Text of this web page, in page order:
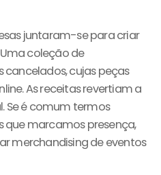
juntaram-se para criar
Uma coleção de
cujas peças
As receitas revertiam a
Se é comum termos
que marcamos presença,
merchandising de eventos